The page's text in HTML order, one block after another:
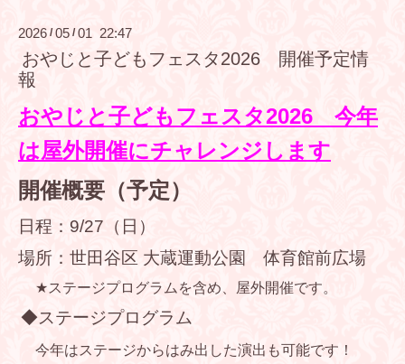
2026 /05 /01 22:47
おやじと子どもフェスタ2026 開催予定情
報
おやじと子どもフェスタ2026 今年
は屋外開催にチャレンジします
開催概要（予定）
日程： 9/27 （日）
場所：世田谷区 大蔵運動公園 体育館前広場
★ステージプログラムを含め、屋外開催です。
◆ステージプログラム
今年はステージからはみ出した演出も可能です！